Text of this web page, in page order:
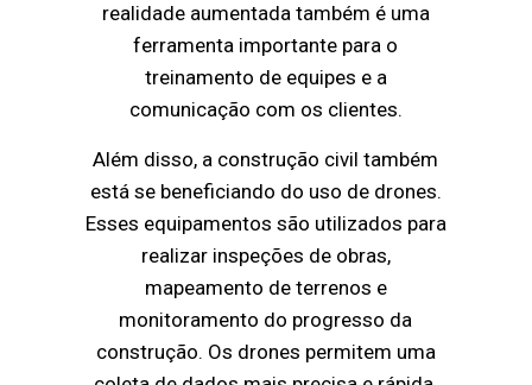
realidade aumentada também é uma
ferramenta importante para o
treinamento de equipes e a
comunicação com os clientes.
Além disso, a construção civil também
está se beneficiando do uso de drones.
Esses equipamentos são utilizados para
realizar inspeções de obras,
mapeamento de terrenos e
monitoramento do progresso da
construção. Os drones permitem uma